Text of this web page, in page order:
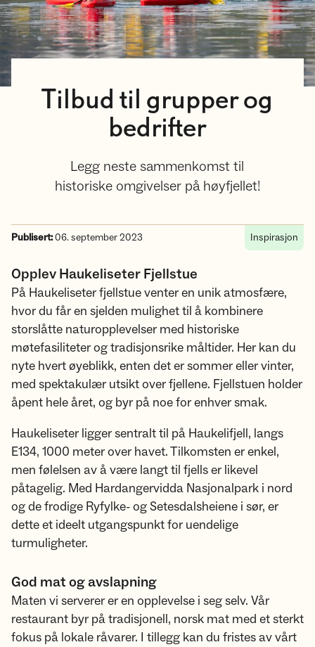
Tilbud til grupper og
bedrifter
Legg neste sammenkomst til
historiske omgivelser på høyfjellet!
Publisert:06. september 2023 Inspirasjon
Opplev Haukeliseter Fjellstue
På Haukeliseter fjellstue venter en unik atmosfære,
hvor du får en sjelden mulighet til å kombinere
storslåtte naturopplevelser med historiske
møtefasiliteter og tradisjonsrike måltider. Her kan du
nyte hvert øyeblikk, enten det er sommer eller vinter,
med spektakulær utsikt over fjellene. Fjellstuen holder
åpent hele året, og byr på noe for enhver smak.
Haukeliseter ligger sentralt til på Haukelifjell, langs
E134, 1000 meter over havet. Tilkomsten er enkel,
men følelsen av å være langt til fjells er likevel
påtagelig. Med Hardangervidda Nasjonalpark i nord
og de frodige Ryfylke- og Setesdalsheiene i sør, er
dette et ideelt utgangspunkt for uendelige
turmuligheter.
God mat og avslapning
Maten vi serverer er en opplevelse i seg selv. Vår
restaurant byr på tradisjonell, norsk mat med et sterkt
fokus på lokale råvarer. I tillegg kan du fristes av vårt